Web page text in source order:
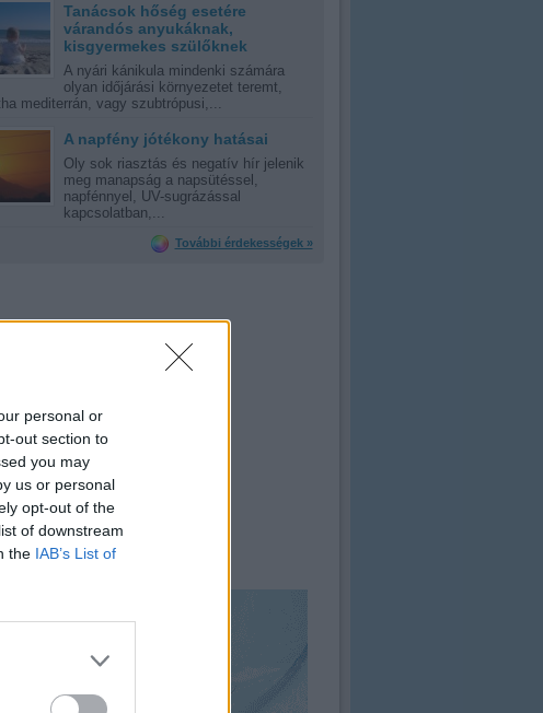
personal or
out section to
you may
us or personal
opt-out of the
of downstream
the IAB’s List of
Tanácsok hőség esetére
várandós anyukáknak,
kisgyermekes szülőknek
A nyári kánikula mindenki számára
olyan időjárási környezetet teremt,
mediterrán, vagy szubtrópusi,...
A napfény jótékony hatásai
Oly sok riasztás és negatív hír jelenik
meg manapság a napsütéssel,
napfénnyel, UV-sugrázással
kapcsolatban,...
További érdekességek »